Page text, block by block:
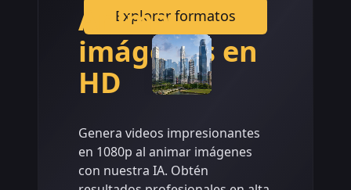
Explorar formatos
Anima
imágenes en
HD
Genera videos impresionantes
en 1080p al animar imágenes
con nuestra IA. Obtén